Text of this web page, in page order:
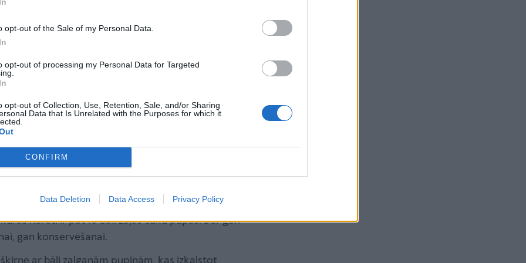
opt-out of the Sale of my Personal Data.
opt-out of processing my Personal Data for Targeted
opt-out of Collection, Use, Retention, Sale, and/or Sharing
Data that Is Unrelated with the Purposes for which it
CONFIRM
Data Deletion Data Access Privacy Policy
attīstās kāpuri, kas izgraužas cauri pākstij un
šo kaitnieku, rūpīgi jāapskata katra pupa, ko
sēklgrauži tiek ievazāti tieši ar stādāmmateriālu.
augsnē, tāpēc nākamgad cūku pupām jāierāda
pēc iespējas tālāk.
šīm šķirnēm!
aptuveni 90 cm garš un veido garas pākstis,
krāsu saglabā arī izkaltētas. Lieliski piemērotas
pupu šķirne, kas izaug 90–100 cm augsta un
nereti ir pat 10 bāli zaļas cūku pupas. Der gan
gan konservēšanai.